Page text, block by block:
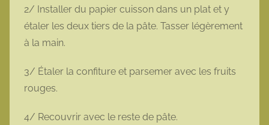
2/ Installer du papier cuisson dans un plat et y
étaler les deux tiers de la pâte. Tasser légèrement
à la main.
3/ Étaler la confiture et parsemer avec les fruits
rouges.
4/ Recouvrir avec le reste de pâte.